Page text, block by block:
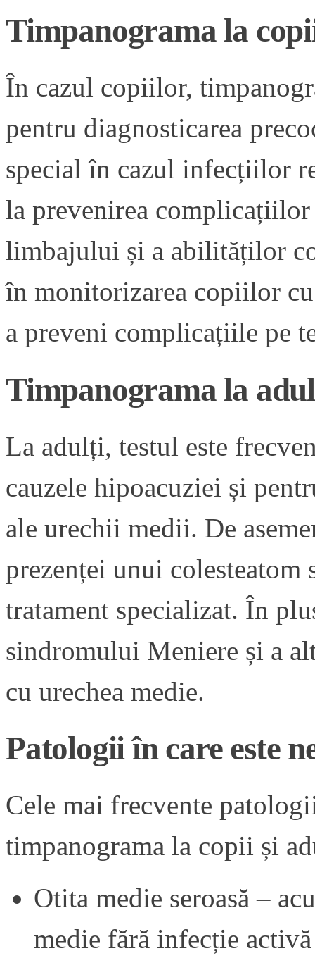
Timpanograma la
În cazul copiilor,
pentru diagnosticarea
special în cazul infecțiilor
la prevenirea complicațiilor
limbajului și a abilităților
în monitorizarea copiilor
a preveni complicațiile pe
Timpanograma la
La adulți, testul este
cauzele hipoacuziei și
ale urechii medii. De
prezenței unui colesteatom
tratament specializat. În
sindromului Meniere și a
cu urechea medie.
Patologii în care este
Cele mai frecvente
timpanograma la copii și
Otita medie seroasă –
medie fără infecție activă